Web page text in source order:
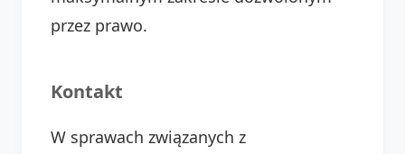
przez prawo.
Kontakt
W sprawach związanych z